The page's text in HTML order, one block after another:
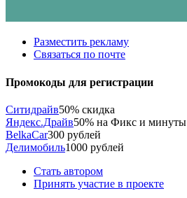
Разместить рекламу
Связаться по почте
Промокоды для регистрации
Ситидрайв50% скидка
Яндекс.Драйв50% на Фикс и минуты
BelkaCar300 рублей
Делимобиль1000 рублей
Стать автором
Принять участие в проекте